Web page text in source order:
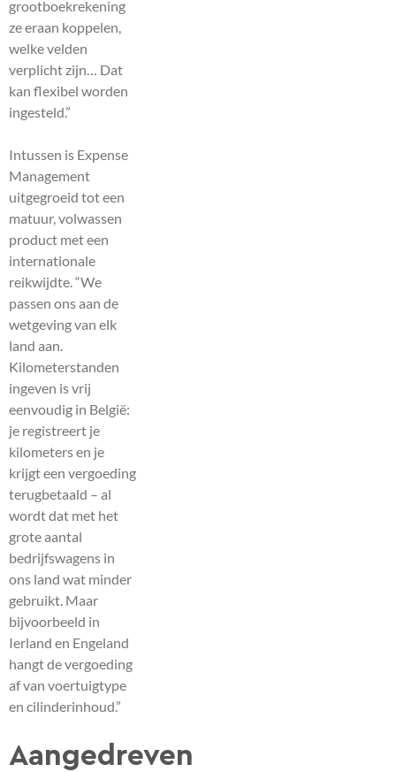
grootboekrekening
ze eraan koppelen,
welke velden
verplicht zijn… Dat
kan flexibel worden
ingesteld.”
Intussen is Expense
Management
uitgegroeid tot een
matuur, volwassen
product met een
internationale
reikwijdte. “We
passen ons aan de
wetgeving van elk
land aan.
Kilometerstanden
ingeven is vrij
eenvoudig in België:
je registreert je
kilometers en je
krijgt een vergoeding
terugbetaald – al
wordt dat met het
grote aantal
bedrijfswagens in
ons land wat minder
gebruikt. Maar
bijvoorbeeld in
Ierland en Engeland
hangt de vergoeding
af van voertuigtype
en cilinderinhoud.”
Aangedreven